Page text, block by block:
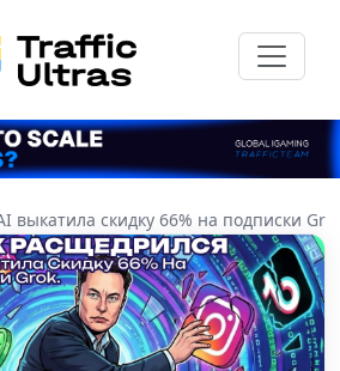
выкатила скидку 66% на подписки